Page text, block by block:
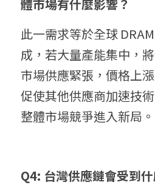
體市場有什麼影響？
此一需求等於全球
成，若大量產能集中，
市場供應緊張，價格上
促使其他供應商加速技
整體市場競爭進入新局。
Q4: 台灣供應鏈會受到